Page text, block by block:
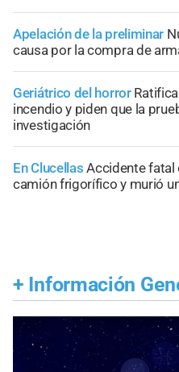
Apelación de la preliminar
causa por la compra de
Geriátrico del horror
incendio y piden que la
investigación
En Clucellas Accidente fatal
camión frigorífico y murió
+ Información